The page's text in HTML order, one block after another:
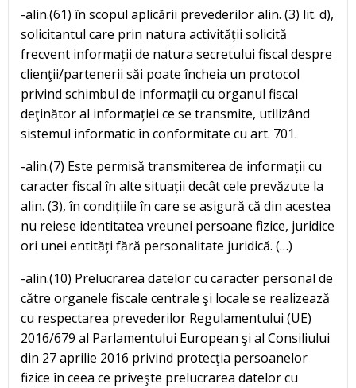
-alin.(61) în scopul aplicării prevederilor alin. (3) lit. d),
solicitantul care prin natura activității solicită
frecvent informații de natura secretului fiscal despre
clienţii/partenerii săi poate încheia un protocol
privind schimbul de informații cu organul fiscal
deţinător al informației ce se transmite, utilizând
sistemul informatic în conformitate cu art. 701.
-alin.(7) Este permisă transmiterea de informații cu
caracter fiscal în alte situații decât cele prevăzute la
alin. (3), în condițiile în care se asigură că din acestea
nu reiese identitatea vreunei persoane fizice, juridice
ori unei entități fără personalitate juridică. (…)
-alin.(10) Prelucrarea datelor cu caracter personal de
către organele fiscale centrale şi locale se realizează
cu respectarea prevederilor Regulamentului (UE)
2016/679 al Parlamentului European şi al Consiliului
din 27 aprilie 2016 privind protecţia persoanelor
fizice în ceea ce priveşte prelucrarea datelor cu